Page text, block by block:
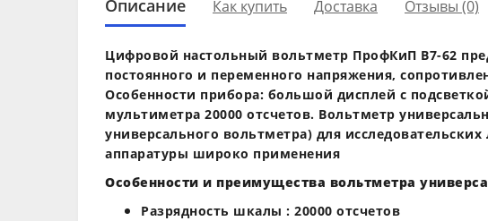
Описание Как купить Доставка Отзывы (0)
Цифровой настольный вольтметр ПрофКиП В7-62
постоянного и переменного напряжения,
Особенности прибора: большой дисплей с
мультиметра 20000 отсчетов. Вольтметр
универсального вольтметра) для
аппаратуры широко применения
Особенности и преимущества вольтметра
Разрядность шкалы : 20000 отсчетов